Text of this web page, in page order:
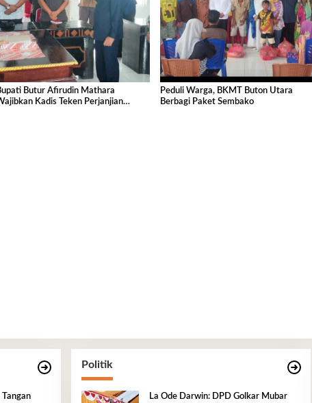
Butur Afirudin Mathara
Kadis Teken Perjanjian
Peduli Warga, BKMT Buton Utara
Berbagi Paket Sembako
Politik
La Ode Darwin: DPD Golkar Mubar